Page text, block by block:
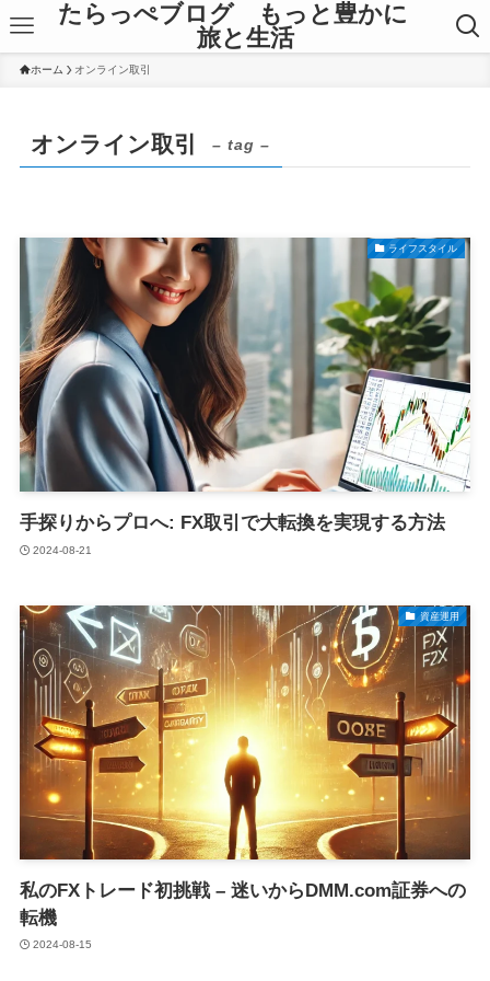
たらっぺブログ もっと豊かに
旅と生活
ホーム オンライン取引
オンライン取引 – tag –
ライフスタイル
手探りからプロへ: FX取引で大転換を実現する方法
2024-08-21
資産運用
私のFXトレード初挑戦 – 迷いからDMM.com証券への
転機
2024-08-15